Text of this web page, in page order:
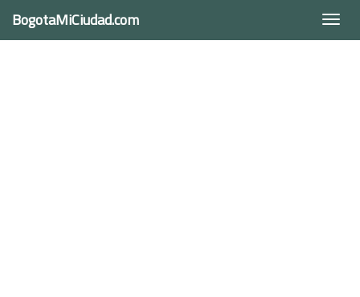
BogotaMiCiudad.com